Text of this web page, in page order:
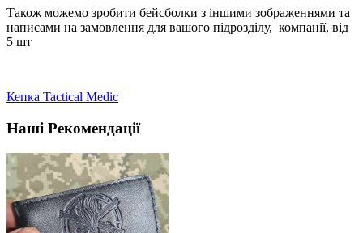
Також можемо зробити бейсболки з іншими зображеннями та
написами на замовлення для вашого підрозділу, компанії, від
5 шт
Кепка Tactical Medic
Наші Рекомендації